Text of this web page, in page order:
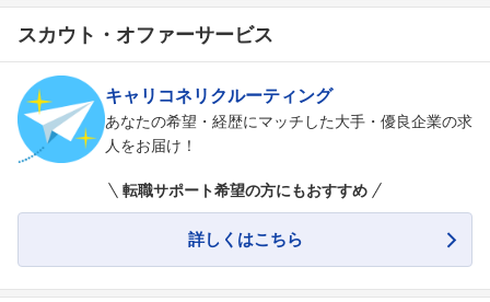
スカウト・オファーサービス
キャリコネリクルーティング
あなたの希望・経歴にマッチした大手・優良企業の求
人をお届け！
転職サポート希望の方にもおすすめ
詳しくはこちら